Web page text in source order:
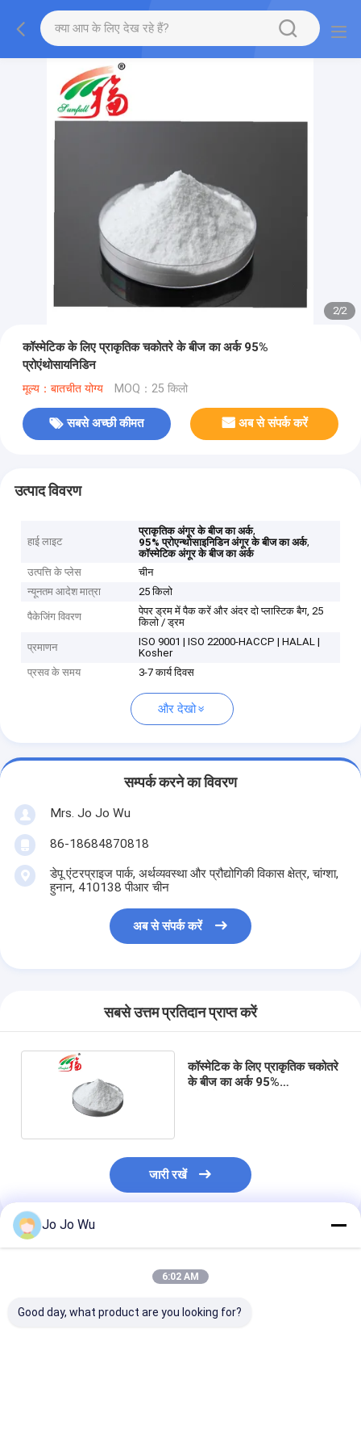
2/2
कॉस्मेटिक के लिए प्राकृतिक चकोतरे के बीज का अर्क 95%
प्रोएंथोसायनिडिन
मूल्य：बातचीत योग्य MOQ：25 किलो
सबसे अच्छी कीमत अब से संपर्क करें
उत्पाद विवरण
हाई लाइट
प्राकृतिक अंगूर के बीज का अर्क,
95% प्रोएन्थोसाइनिडिन अंगूर के बीज का अर्क,
कॉस्मेटिक अंगूर के बीज का अर्क
उत्पत्ति के प्लेस
चीन
न्यूनतम आदेश मात्रा
25 किलो
पैकेजिंग विवरण
पेपर ड्रम में पैक करें और अंदर दो प्लास्टिक बैग, 25
किलो / ड्रम
प्रमाणन
ISO 9001 | ISO 22000-HACCP | HALAL |
Kosher
प्रसव के समय
3-7 कार्य दिवस
और देखो
सम्पर्क करने का विवरण
Mrs. Jo Jo Wu
86-18684870818
डेपू एंटरप्राइज पार्क, अर्थव्यवस्था और प्रौद्योगिकी विकास क्षेत्र, चांग्शा,
हुनान, 410138 पीआर चीन
अब से संपर्क करें
सबसे उत्तम प्रतिदान प्राप्त करें
कॉस्मेटिक के लिए प्राकृतिक चकोतरे
के बीज का अर्क 95%
जारी रखें
अनुशंसित उत्पाद
Jo Jo Wu
6:02 AM
Good day, what product are you looking for?